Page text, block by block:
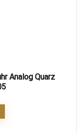
Analog Quarz